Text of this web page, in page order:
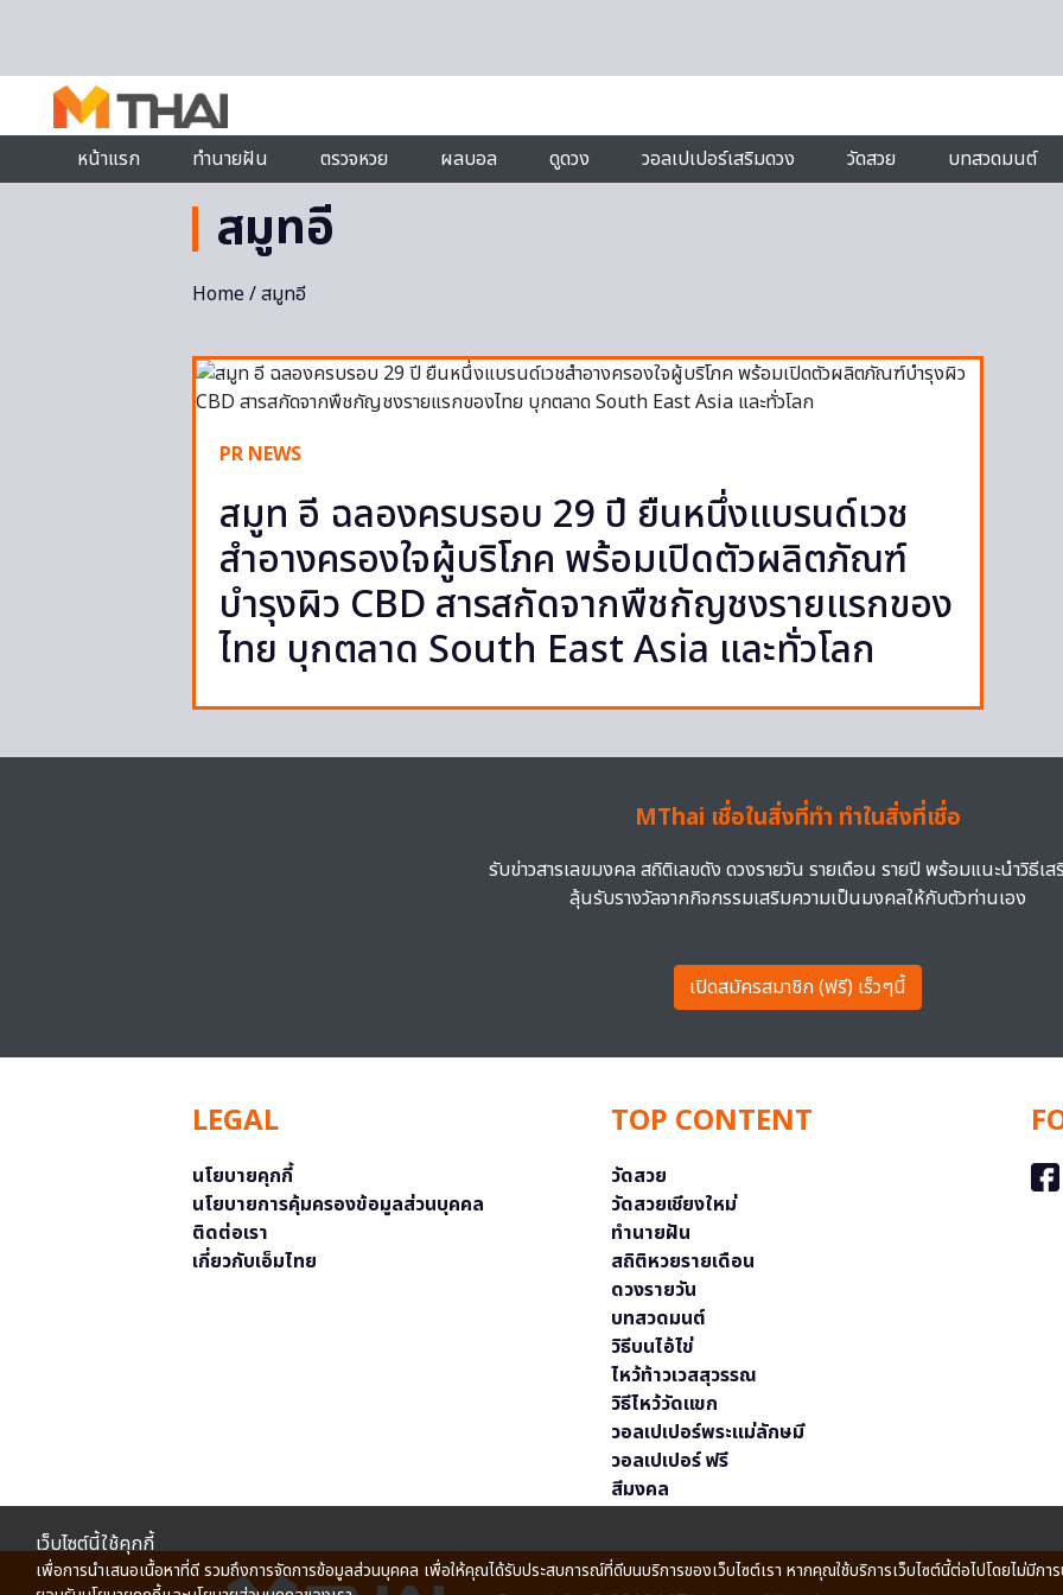
หน้าแรก
ทำนายฝัน ตรวจหวย ผลบอล ดูดวง วอลเปเปอร์เสริมดวง วัดสวย บทสวดมนต์
สมูทอี
Home/ สมูทอี
PR NEWS
สมูท อี ฉลองครบรอบ 29 ปี ยืนหนึ่งแบรนด์เวช
สำอางครองใจผู้บริโภค พร้อมเปิดตัวผลิตภัณฑ์
บำรุงผิว CBD สารสกัดจากพืชกัญชงรายแรกของ
ไทย บุกตลาด South East Asia และทั่วโลก
MThai เชื่อในสิ่งที่ทำ ทำในสิ่งที่เชื่อ
รับข่าวสารเลขมงคล สถิติเลขดัง ดวงรายวัน รายเดือน รายปี พร้อมแนะนำวิธีเส
ลุ้นรับรางวัลจากกิจกรรมเสริมความเป็นมงคลให้กับตัวท่านเอง
เปิดสมัครสมาชิก (ฟรี) เร็วๆนี้
LEGAL
นโยบายคุกกี้
นโยบายการคุ้มครองข้อมูลส่วนบุคคล
ติดต่อเรา
เกี่ยวกับเอ็มไทย
TOP CONTENT
วัดสวย
วัดสวยเชียงใหม่
ทำนายฝัน
สถิติหวยรายเดือน
ดวงรายวัน
บทสวดมนต์
วิธีบนไอ้ไข่
ไหว้ท้าวเวสสุวรรณ
วิธีไหว้วัดแขก
วอลเปเปอร์พระแม่ลักษมี
วอลเปเปอร์ ฟรี
สีมงคล
เว็บไซต์นี้ใช้คุกกี้
เพื่อการนำเสนอเนื้อหาที่ดี รวมถึงการจัดการข้อมูลส่วนบุคคล เพื่อให้คุณได้รับประสบการณ์ที่ดีบนบริการของเว็บไซต์เรา หากคุณใช้บริการเว็บไซต์นี้ต่อไปโดยไม่มีก